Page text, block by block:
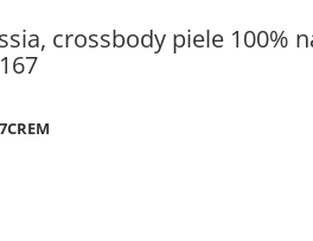
crossbody piele 100%